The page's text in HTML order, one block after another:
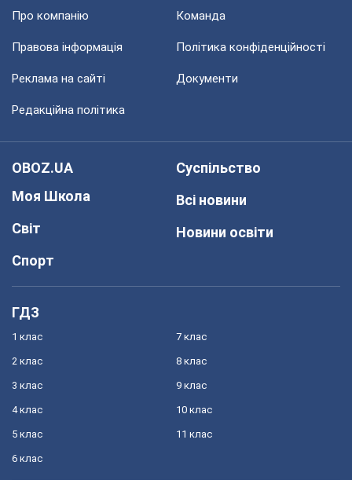
Про компанію Команда
Правова інформація Політика конфіденційності
Реклама на сайті Документи
Редакційна політика
OBOZ.UA
Моя Школа
Світ
Спорт
Суспільство
Всі новини
Новини освіти
ГДЗ
1 клас
2 клас
3 клас
4 клас
5 клас
6 клас
7 клас
8 клас
9 клас
10 клас
11 клас